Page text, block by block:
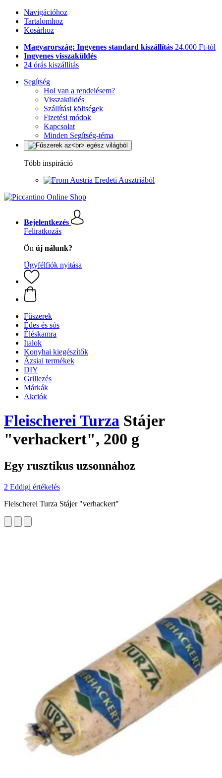
Navigációhoz
Tartalomhoz
Kosárhoz
Magyarország: Ingyenes standard kiszállítás 24.000 Ft-tól
Ingyenes visszaküldés
24 órás kiszállítás
Segítség
Hol van a rendelésem?
Visszaküldés
Szállítási költségek
Fizetési módok
Kapcsolat
Minden Segítség-téma
Több inspiráció
Eredeti Ausztriából
Bejelentkezés
Feliratkozás
Ön új nálunk?
Ügyfélfiók nyitása
Fűszerek
Édes és sós
Éléskamra
Italok
Konyhai kiegészítők
Ázsiai termékek
DIY
Grillezés
Márkák
Akciók
Fleischerei Turza Stájer
"verhackert", 200 g
Egy rusztikus uzsonnához
2 Eddigi értékelés
Fleischerei Turza Stájer "verhackert"